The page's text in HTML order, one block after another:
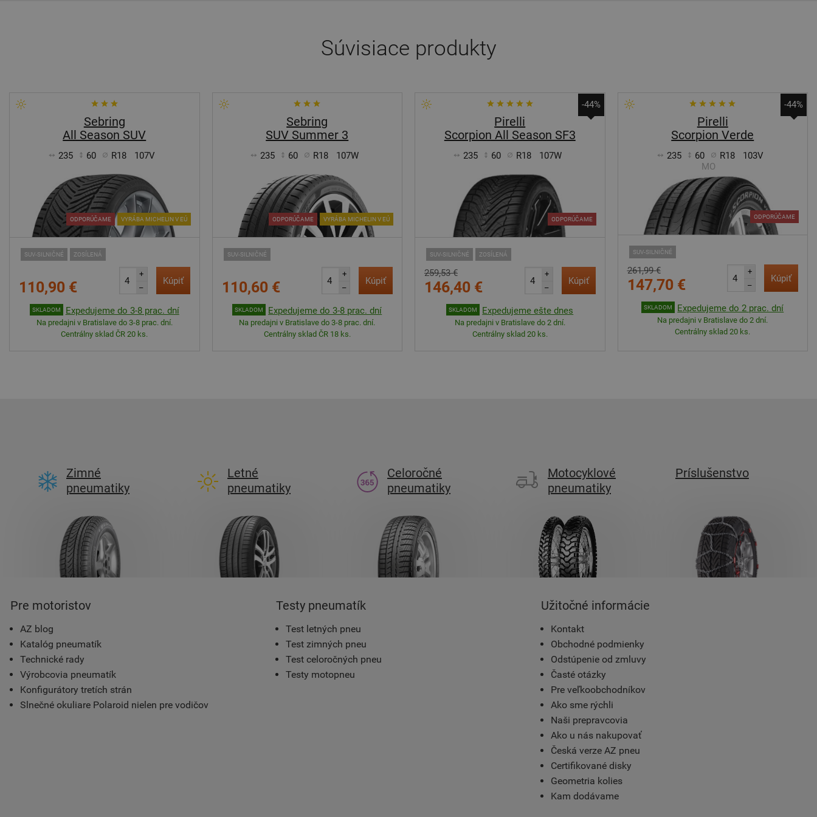
Súvisiace produkty
Sebring
All Season SUV
235 60 R18 107V
SUV-SILNIČNÉ ZOSÍLENÁ
ODPORÚČAME VYRÁBA MICHELIN V EÚ
110,90 €
+
–
Kúpiť
SKLADOM Expedujeme do 3-8 prac. dní
Na predajni v Bratislave do 3-8 prac. dní.
Centrálny sklad ČR 20 ks.
Sebring
SUV Summer 3
235 60 R18 107W
SUV-SILNIČNÉ
ODPORÚČAME VYRÁBA MICHELIN V EÚ
110,60 €
+
–
Kúpiť
SKLADOM Expedujeme do 3-8 prac. dní
Na predajni v Bratislave do 3-8 prac. dní.
Centrálny sklad ČR 18 ks.
-44%
Pirelli
Scorpion All Season SF3
235 60 R18 107W
SUV-SILNIČNÉ ZOSÍLENÁ
ODPORÚČAME
259,53 €
146,40 €
+
–
Kúpiť
SKLADOM Expedujeme ešte dnes
Na predajni v Bratislave do 2 dní.
Centrálny sklad 20 ks.
-44%
Pirelli
Scorpion Verde
235 60 R18
103V
MO
SUV-SILNIČNÉ
ODPORÚČAME
261,99 €
147,70 €
+
–
Kúpiť
SKLADOM Expedujeme do 2 prac. dní
Na predajni v Bratislave do 2 dní.
Centrálny sklad 20 ks.
Zimné
pneumatiky
Letné
pneumatiky
Celoročné
pneumatiky
Motocyklové
pneumatiky
Príslušenstvo
Pre motoristov
AZ blog
Katalóg pneumatík
Technické rady
Výrobcovia pneumatík
Konfigurátory tretích strán
Slnečné okuliare Polaroid nielen pre vodičov
Testy pneumatík
Test letných pneu
Test zimných pneu
Test celoročných pneu
Testy motopneu
Užitočné informácie
Kontakt
Obchodné podmienky
Odstúpenie od zmluvy
Časté otázky
Pre veľkoobchodníkov
Ako sme rýchli
Naši prepravcovia
Ako u nás nakupovať
Česká verze AZ pneu
Certifikované disky
Geometria kolies
Kam dodávame